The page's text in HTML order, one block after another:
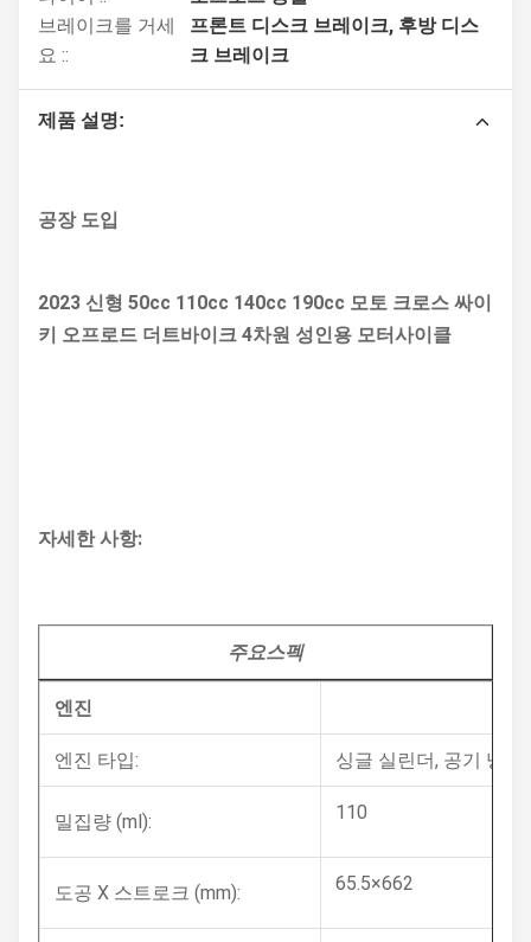
브레이크를 거세
요 ::
프론트 디스크 브레이크, 후방 디스
크 브레이크
제품 설명:
공장 도입
2023 신형 50cc 110cc 140cc 190cc 모토 크로스 싸이
키 오프로드 더트바이크 4차원 성인용 모터사이클
자세한 사항:
주요스펙
엔진
엔진 타입: 싱글 실린더, 공기 냉각
밀집량 (ml): 110
도공 X 스트로크 (mm): 65.5×662